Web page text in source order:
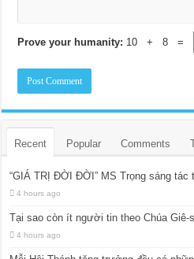
Prove your humanity: 10 + 8 =
Recent Popular Comments
“GIÁ TRỊ ĐỜI ĐỜI” MS Trọng sáng tác
4 hours ago
Tại sao còn ít người tin theo Chúa Giê-
4 hours ago